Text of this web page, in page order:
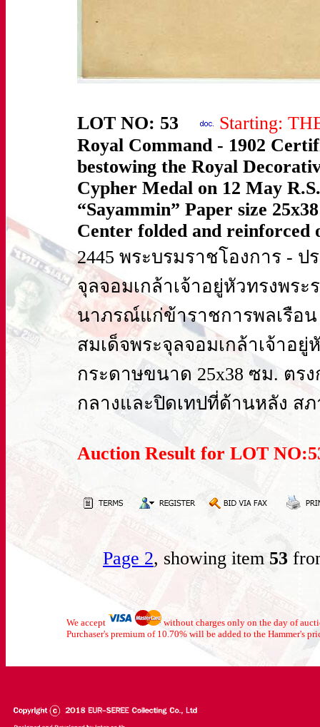
LOT NO: 53
Starting:
Royal Command - 1902
bestowing the Royal
Cypher Medal on 12 May
“Sayammin” Paper size
Center folded and reinforced
2445 พระบรมราชโองการ -
จุลจอมเกล้าเจ้าอยู่หัวทรงพร
นาภรณ์แก่ข้าราชการพลเรือน
สมเด็จพระจุลจอมเกล้าเจ้าอ
กระดาษขนาด 25x38 ซม. ต
กลางและปิดเทปที่ด้านหลัง สภ
Auction Result for LOT
Page 2, showing item 53
We accept
without charges only on the day of
Purchaser's premium of 10.70% will be added to the Hammer's